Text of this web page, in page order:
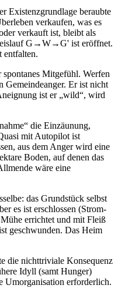
Existenzgrundlage beraubte
verkaufen, was es
verkauft ist, bleibt als
G→W→G' ist eröffnet.
entfalten.
Mitgefühl. Werfen
Gemeindeanger. Er ist nicht
ist er „wild“, wird
die Einzäunung,
mit Autopilot ist
aus dem Anger wird eine
Boden, auf denen das
wäre eine
das Grundstück selbst
es ist erschlossen (Strom-
errichtet und mit Fleiß
geschwunden. Das Heim
die nichttriviale Konsequenz
Idyll (samt Hunger)
Umorganisation erforderlich.